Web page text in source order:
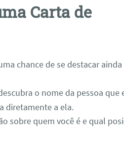
Carta de
chance de se destacar
o nome da pessoa que
diretamente a ela.
sobre quem você é e qual